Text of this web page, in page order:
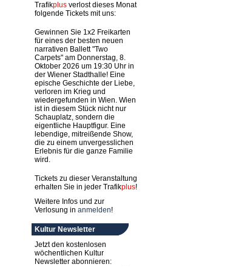
Trafikplusverlost dieses Monat
folgende Tickets mit uns:
Gewinnen Sie 1x2 Freikarten
für eines der besten neuen
narrativen Ballett "Two
Carpets" am Donnerstag, 8.
Oktober 2026 um 19:30 Uhr in
der Wiener Stadthalle! Eine
epische Geschichte der Liebe,
verloren im Krieg und
wiedergefunden in Wien. Wien
ist in diesem Stück nicht nur
Schauplatz, sondern die
eigentliche Hauptfigur. Eine
lebendige, mitreißende Show,
die zu einem unvergesslichen
Erlebnis für die ganze Familie
wird.
Tickets zu dieser Veranstaltung
erhalten Sie in jeder Trafikplus!
Weitere Infos und zur
Verlosung in anmelden!
Kultur Newsletter
Jetzt den kostenlosen
wöchentlichen Kultur
Newsletter abonnieren: